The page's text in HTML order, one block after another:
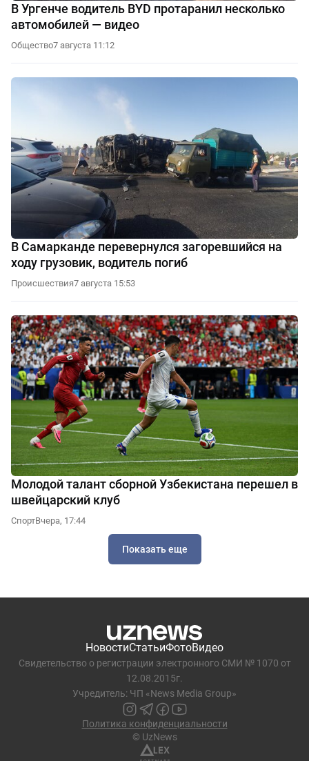
В Ургенче водитель BYD протаранил несколько
автомобилей — видео
Общество7 августа 11:12
В Самарканде перевернулся загоревшийся на
ходу грузовик, водитель погиб
Происшествия7 августа 15:53
Молодой талант сборной Узбекистана перешел в
швейцарский клуб
СпортВчера, 17:44
Показать еще
НовостиСтатьиФотоВидео
Свидетельство о регистрации электронного СМИ № 1070 от
12.08.2015г.
Учредитель: ЧП «News Media Group»
Политика конфиденциальности
© UzNews